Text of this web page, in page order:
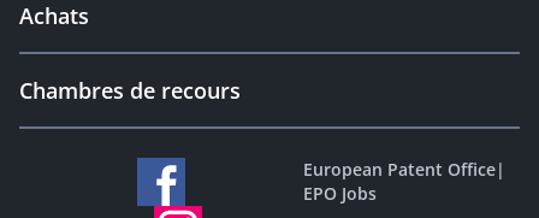
Achats
Chambres de recours
European Patent Office|
EPO Jobs